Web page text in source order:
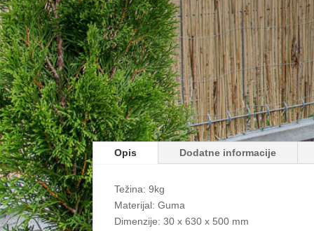
Opis Dodatne informacije
Težina: 9kg
Materijal: Guma
Dimenzije: 30 x 630 x 500 mm